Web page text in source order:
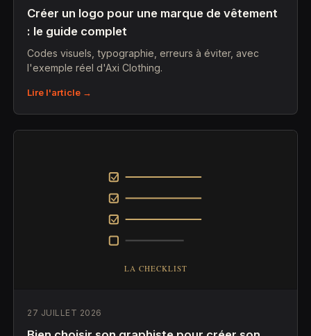
Créer un logo pour une marque de vêtement
: le guide complet
Codes visuels, typographie, erreurs à éviter, avec
l'exemple réel d'Axi Clothing.
Lire l'article →
27 JUILLET 2026